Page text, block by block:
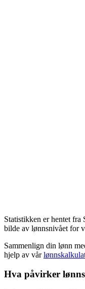
Statistikken er hentet fra
bilde av lønnsnivået for
Sammenlign din lønn
hjelp av vår
Hva påvirker